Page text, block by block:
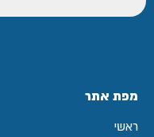
מפת אתר
ראשי